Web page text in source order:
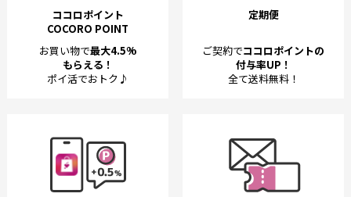
ココロポイント
COCORO POINT
お買い物で最大4.5%
もらえる！
ポイ活でおトク♪
定期便
ご契約でココロポイントの
付与率UP！
全て送料無料！